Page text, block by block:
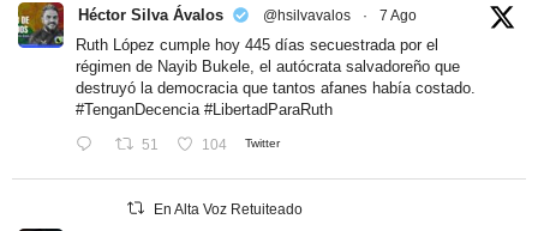
Héctor Silva Ávalos @hsilvavalos · 7 Ago
Ruth López cumple hoy 445 días secuestrada por el
régimen de Nayib Bukele, el autócrata salvadoreño que
destruyó la democracia que tantos afanes había costado.
#TenganDecencia #LibertadParaRuth
51 104 Twitter
En Alta Voz Retuiteado